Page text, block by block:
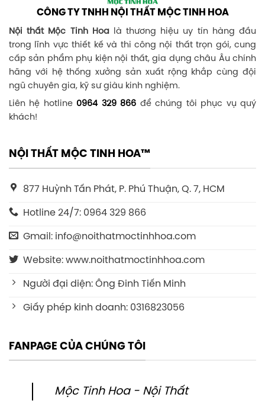
CÔNG TY TNHH NỘI THẤT MỘC TINH HOA
Nội thất Mộc Tinh Hoalà thương hiệu uy tín hàng đầu
trong lĩnh vực thiết kế và thi công nội thất trọn gói, cung
cấp sản phẩm phụ kiện nội thất, gia dụng châu Âu chính
hãng với hệ thống xưởng sản xuất rộng khắp cùng đội
ngũ chuyên gia, kỹ sư giàu kinh nghiệm.
Liên hệ hotline 0964 329 866 để chúng tôi phục vụ quý
khách!
NỘI THẤT MỘC TINH HOA™
877 Huỳnh Tấn Phát, P. Phú Thuận, Q. 7, HCM
Hotline 24/7: 0964 329 866
Gmail: info@noithatmoctinhhoa.com
Website: www.noithatmoctinhhoa.com
Người đại diện: Ông Đinh Tiến Minh
Giấy phép kinh doanh: 0316823056
FANPAGE CỦA CHÚNG TÔI
Mộc Tinh Hoa - Nội Thất